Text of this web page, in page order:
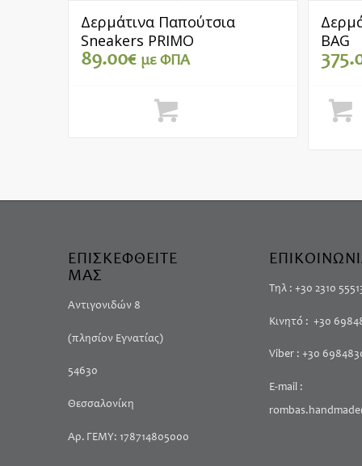
Δερμάτινα Παπούτσια
Sneakers PRIMO
89.00€ με ΦΠΑ
BAG
ΕΠΙΣΚΕΦΘΕΙΤΕ
ΜΑΣ
Αντιγονιδών 8
(πλησίον Εγνατίας)
54630
Θεσσαλονίκη
Αρ. ΓΕΜΥ: 178714805000
Τηλ : +30 2310
Κινητό : +30
Viber : +30
E-mail :